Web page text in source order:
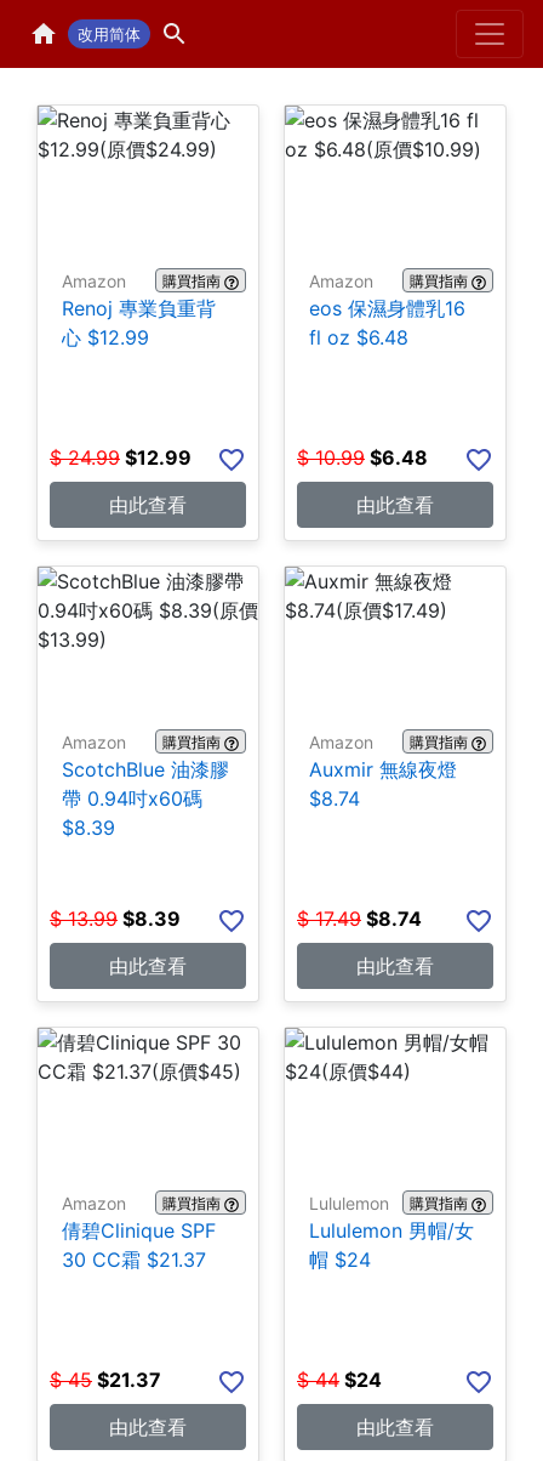
改用简体 Home
Amazon 購買指南
Renoj 專業負重背
心 $12.99
$ 24.99 $12.99
由此查看
Amazon 購買指南
eos 保濕身體乳16
fl oz $6.48
$ 10.99 $6.48
由此查看
Amazon 購買指南
ScotchBlue 油漆膠
帶 0.94吋x60碼
$8.39
$ 13.99 $8.39
由此查看
Amazon 購買指南
Auxmir 無線夜燈
$8.74
$ 17.49 $8.74
由此查看
Amazon 購買指南
倩碧Clinique SPF
30 CC霜 $21.37
$ 45 $21.37
由此查看
Lululemon 購買指南
Lululemon 男帽/女
帽 $24
$ 44 $24
由此查看